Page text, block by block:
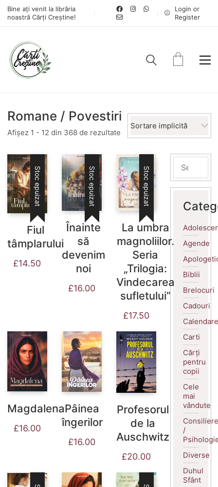
Bine ați venit la librăria
noastră Cărți Creștine!
Login or
Register
Romane / Povestiri
Afișez 1 - 12 din 368 de rezultate
Sortare implicită
Stoc epuizat
Fiul
tâmplarului
£14.50
Stoc epuizat
Înainte
să
devenim
noi
£16.00
Stoc epuizat
La umbra
magnoliilor.
Seria
„Trilogia:
Vindecarea
sufletului”
£17.50
Magdalena
£16.00
Pâinea
îngerilor
£16.00
Profesorul
de la
Auschwitz
£20.00
Agende
Biblii
Brelocuri
Cadouri
Calendare
Carti
Cărți
pentru
copii
Cele
mai
vândute
Consiliere
/
Diverse
Duhul
Sfânt